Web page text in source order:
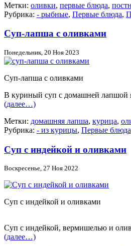
Метки: оливки, первые блюда,
Рубрика: - рыбные, Первые блюда,
Суп-лапша с оливками
Понедельник, 20 Ноя 2023
Суп-лапша с оливками
В куриный суп с домашней лапшой
(далее…)
Метки: домашняя лапша, курица,
Рубрика: - из курицы, Первые блюда
Суп с индейкой и оливками
Воскресенье, 27 Ноя 2022
Суп с индейкой и оливками
Суп с индейкой, вермишелью и
(далее…)